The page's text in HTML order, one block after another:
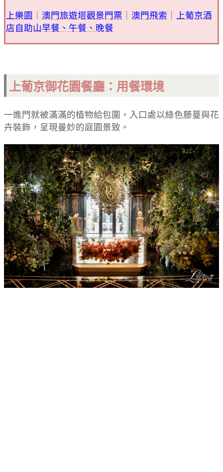
上樂園 澳門旅遊塔觀景門票 澳門飛索
上葡京酒
店自助山早餐、午餐、晚餐
上葡京御花園餐廳 ：用餐環境
一進門就被滿滿的植物給包圍，入口處以綠色藤蔓與花
卉裝飾，呈現曼妙的庭園景致。